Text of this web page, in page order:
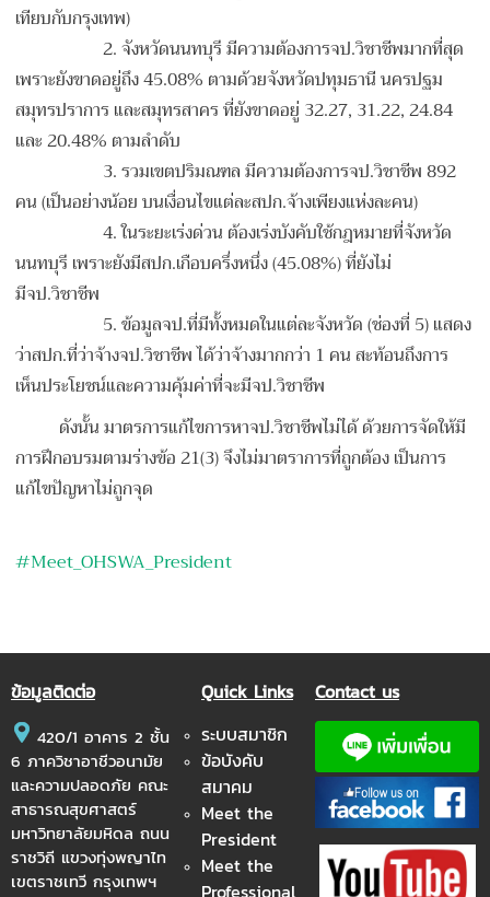
เทียบกับกรุงเทพ)
2. จังหวัดนนทบุรี มีความต้องการจป.วิชาชีพมากที่สุด
เพราะยังขาดอยู่ถึง 45.08% ตามด้วยจังหวัดปทุมธานี นครปฐม
สมุทรปราการ และสมุทรสาคร ที่ยังขาดอยู่ 32.27, 31.22, 24.84
และ 20.48% ตามลำดับ
3. รวมเขตปริมณฑล มีความต้องการจป.วิชาชีพ 892
คน (เป็นอย่างน้อย บนเงื่อนไขแต่ละสปก.จ้างเพียงแห่งละคน)
4. ในระยะเร่งด่วน ต้องเร่งบังคับใช้กฎหมายที่จังหวัด
นนทบุรี เพราะยังมีสปก.เกือบครึ่งหนึ่ง (45.08%) ที่ยังไม่
มีจป.วิชาชีพ
5. ข้อมูลจป.ที่มีทั้งหมดในแต่ละจังหวัด (ช่องที่ 5) แสดง
ว่าสปก.ที่ว่าจ้างจป.วิชาชีพ ได้ว่าจ้างมากกว่า 1 คน สะท้อนถึงการ
เห็นประโยชน์และความคุ้มค่าที่จะมีจป.วิชาชีพ
ดังนั้น มาตรการแก้ไขการหาจป.วิชาชีพไม่ได้ ด้วยการจัดให้มี
การฝึกอบรมตามร่างข้อ 21(3) จึงไม่มาตราการที่ถูกต้อง เป็นการ
แก้ไขปัญหาไม่ถูกจุด
#Meet_OHSWA_President
ข้อมูลติดต่อ
420/1 อาคาร 2 ชั้น
6 ภาควิชาอาชีวอนามัย
และความปลอดภัย คณะ
สาธารณสุขศาสตร์
มหาวิทยาลัยมหิดล ถนน
ราชวิถี แขวงทุ่งพญาไท
เขตราชเทวี กรุงเทพฯ
Quick Links
ระบบสมาชิก
ข้อบังคับ
สมาคม
Meet the
President
Meet the
Professional
Contact us